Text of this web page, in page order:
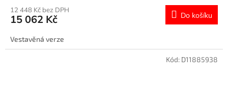
12 448 Kč bez DPH
15 062 Kč Do košíku
Vestavěná verze
Kód: D11885938